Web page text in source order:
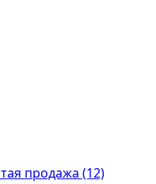
продажа (12)